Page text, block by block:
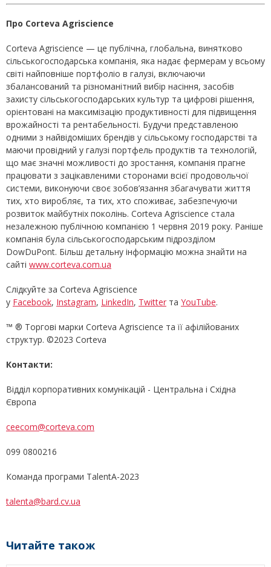
Про Corteva Agriscience
Corteva Agriscience — це публічна, глобальна, винятково
сільськогосподарська компанія, яка надає фермерам у всьому
світі найповніше портфоліо в галузі, включаючи
збалансований та різноманітний вибір насіння, засобів
захисту сільськогосподарських культур та цифрові рішення,
орієнтовані на максимізацію продуктивності для підвищення
врожайності та рентабельності. Будучи представленою
одними з найвідоміших брендів у сільському господарстві та
маючи провідний у галузі портфель продуктів та технологій,
що має значні можливості до зростання, компанія прагне
працювати з зацікавленими сторонами всієї продовольчої
системи, виконуючи своє зобов’язання збагачувати життя
тих, хто виробляє, та тих, хто споживає, забезпечуючи
розвиток майбутніх поколінь. Corteva Agriscience стала
незалежною публічною компанією 1 червня 2019 року. Раніше
компанія була сільськогосподарським підрозділом
DowDuPont. Більш детальну інформацію можна знайти на
сайті www.corteva.com.ua
Слідкуйте за Corteva Agriscience
у Facebook, Instagram, LinkedIn, Twitter та YouTube.
™ ® Торгові марки Corteva Agriscience та її афілійованих
структур. ©2023 Corteva
Контакти:
Відділ корпоративних комунікацій - Центральна і Східна
Європа
ceecom@corteva.com
099 0800216
Команда програми ТalentA-2023
talenta@bard.cv.ua
Читайте також